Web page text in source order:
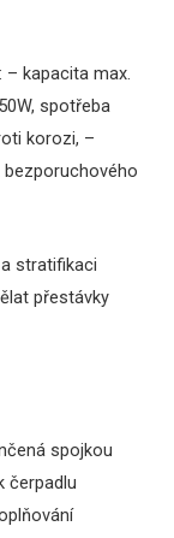
– kapacita max.
spotřeba
korozi, –
stratifikaci
přestávky
spojkou
​​čerpadlu